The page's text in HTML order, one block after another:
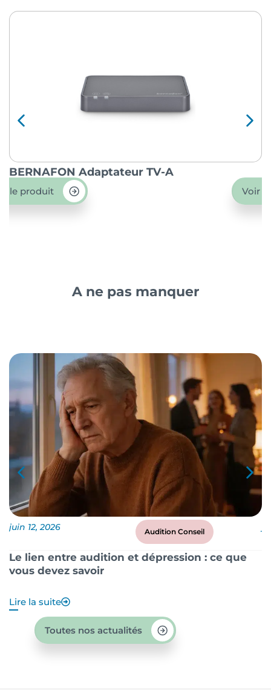
BERNAFON Adaptateur TV-A
le produit Voir
A ne pas manquer
juin 12, 2026 Audition Conseil
Le lien entre audition et dépression : ce que
vous devez savoir
Lire la suite
Toutes nos actualités